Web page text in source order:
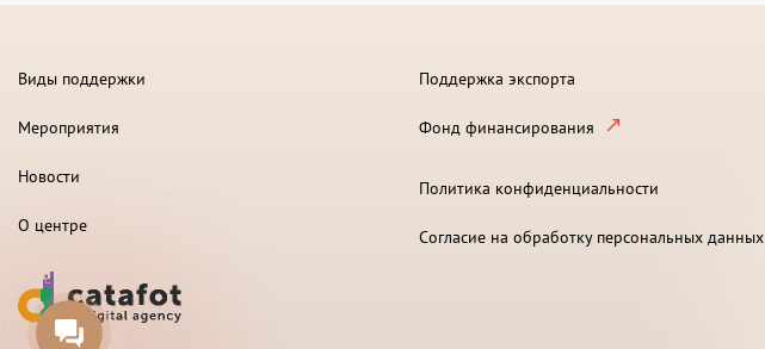
Виды поддержки
Мероприятия
Новости
О центре
Поддержка экспорта
Фонд финансирования
Политика конфиденциальности
Согласие на обработку персональных данных